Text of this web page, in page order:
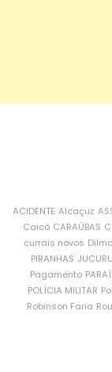
ACIDENTE Alcaçuz
Caicó CARAÚBAS
currais novos Dilma
PIRANHAS
Pagamento
POLÍCIA MILITAR
Robinson Faria